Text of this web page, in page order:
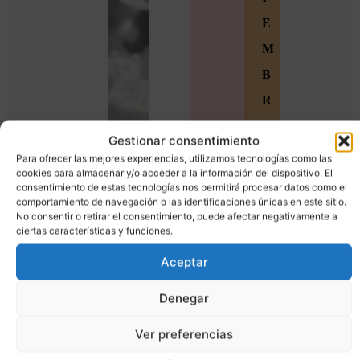
Gestionar consentimiento
Para ofrecer las mejores experiencias, utilizamos tecnologías como las
cookies para almacenar y/o acceder a la información del dispositivo. El
consentimiento de estas tecnologías nos permitirá procesar datos como el
comportamiento de navegación o las identificaciones únicas en este sitio.
No consentir o retirar el consentimiento, puede afectar negativamente a
ciertas características y funciones.
Aceptar
Denegar
Ver preferencias
E
M
B
R
S
Ú
n
e
a